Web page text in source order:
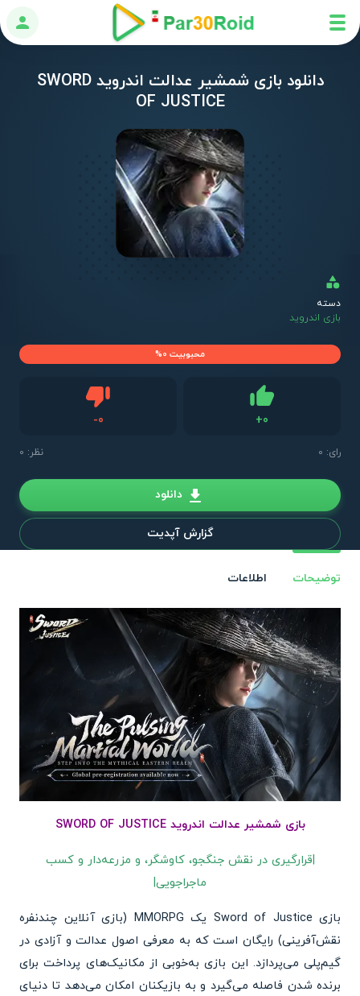
ورود
دانلود بازی شمشیر عدالت اندروید SWORD
OF JUSTICE
دسته
بازی اندروید
+0
-0دیس لایک
رای: 0 نظر: 0
محبوبیت 0%
دانلود
گزارش آپدیت
توضیحات اطلاعات
بازی شمشیر عدالت اندروید SWORD OF JUSTICE
|قرارگیری در نقش جنگجو، کاوشگر، و مزرعه‌دار و کسب
ماجراجویی|
بازی Sword of Justice یک MMORPG (بازی آنلاین چندنفره
نقش‌آفرینی) رایگان است که به معرفی اصول عدالت و آزادی در
گیم‌پلی می‌پردازد. این بازی به‌خوبی از مکانیک‌های پرداخت برای
برنده شدن فاصله می‌گیرد و به بازیکنان امکان می‌دهد تا دنیای